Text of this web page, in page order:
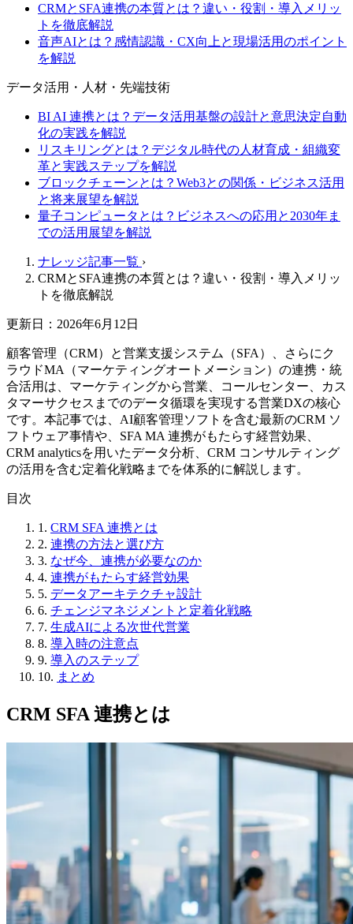
CRMとSFA連携の本質とは？違い・役割・導入メリッ
トを徹底解説
音声AIとは？感情認識・CX向上と現場活用のポイント
を解説
データ活用・人材・先端技術
BI AI 連携とは？データ活用基盤の設計と意思決定自動
化の実践を解説
リスキリングとは？デジタル時代の人材育成・組織変
革と実践ステップを解説
ブロックチェーンとは？Web3との関係・ビジネス活用
と将来展望を解説
量子コンピュータとは？ビジネスへの応用と2030年ま
での活用展望を解説
ナレッジ記事一覧 ›
CRMとSFA連携の本質とは？違い・役割・導入メリッ
トを徹底解説
更新日：2026年6月12日
顧客管理（CRM）と営業支援システム（SFA）、さらにク
ラウドMA（マーケティングオートメーション）の連携・統
合活用は、マーケティングから営業、コールセンター、カス
タマーサクセスまでのデータ循環を実現する営業DXの核心
です。本記事では、AI顧客管理ソフトを含む最新のCRM ソ
フトウェア事情や、SFA MA 連携がもたらす経営効果、
CRM analyticsを用いたデータ分析、CRM コンサルティング
の活用を含む定着化戦略までを体系的に解説します。
目次
1. CRM SFA 連携とは
2. 連携の方法と選び方
3. なぜ今、連携が必要なのか
4. 連携がもたらす経営効果
5. データアーキテクチャ設計
6. チェンジマネジメントと定着化戦略
7. 生成AIによる次世代営業
8. 導入時の注意点
9. 導入のステップ
10. まとめ
CRM SFA 連携とは